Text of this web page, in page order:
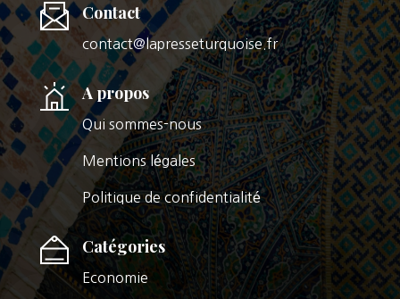
Contact
contact@lapresseturquoise.fr
A propos
Qui sommes-nous
Mentions légales
Politique de confidentialité
Catégories
Economie